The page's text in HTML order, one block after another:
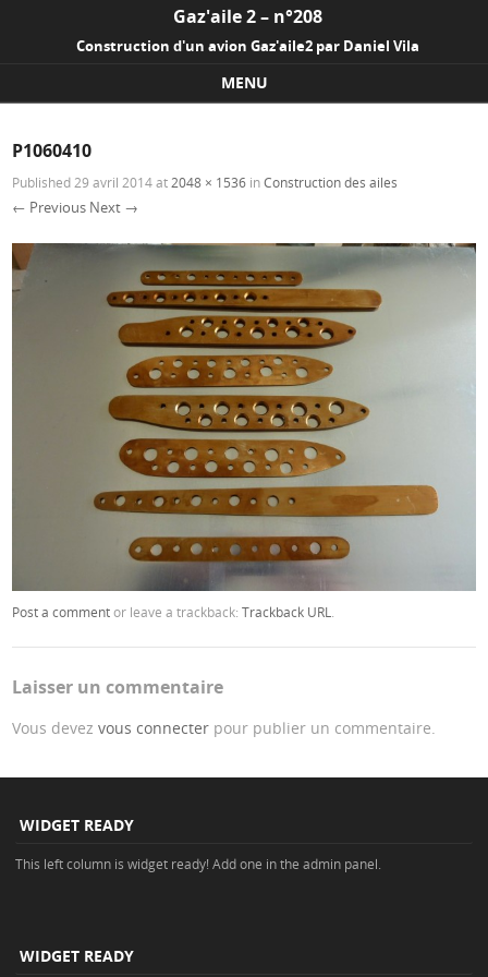
Gaz'aile 2 – n°208
Construction d'un avion Gaz'aile2 par Daniel Vila
MENU
P1060410
Published 29 avril 2014at 2048 × 1536 inConstruction des ailes
← Previous Next →
Post a commentor leave a trackback:Trackback URL
Laisser un commentaire
Vous devezvous connecter pour publier un commentaire.
WIDGET READY
This left column is widget ready! Add one in the admin panel.
WIDGET READY